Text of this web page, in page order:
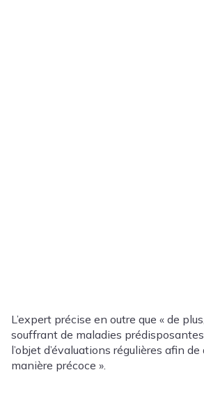
L’expert précise en outre que « de
souffrant de maladies
l’objet d’évaluations régulières afin
manière précoce ».